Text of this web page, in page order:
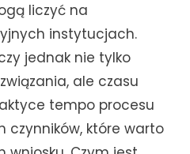
liczyć na
instytucjach.
jednak nie tylko
ale czasu
tempo procesu
czynników, które warto